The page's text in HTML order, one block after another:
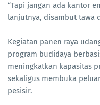
“Tapi jangan ada kantor
lanjutnya, disambut tawa
Kegiatan panen raya
program budidaya
meningkatkan kapasitas
sekaligus membuka
pesisir.